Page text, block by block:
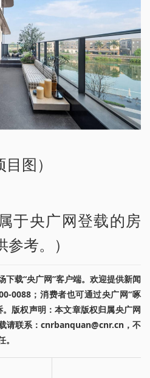
目图）
于央广网登载的房
考。）
下载“央广网”客户端。欢迎提供新闻
0088；消费者也可通过央广网“啄
版权声明：本文章版权归属央广网
请联系：cnrbanquan@cnr.cn，不